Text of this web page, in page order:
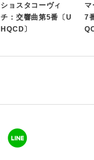
ショスタコーヴィ
チ：交響曲第5番〔U
HQCD〕
マ
7